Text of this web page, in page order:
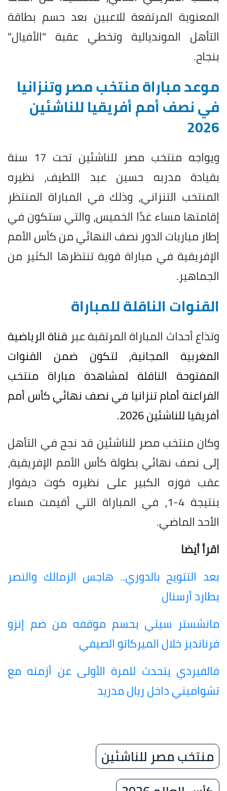
المعنوية المرتفعة للاعبين بعد حسم بطاقة
التأهل المونديالية وتخطي عقبة "الأفيال"
بنجاح.
موعد مباراة منتخب مصر وتنزانيا
في نصف أمم أفريقيا للناشئين
2026
ويواجه منتخب مصر للناشئين تحت 17 سنة
بقيادة مدربه حسين عبد اللطيف، نظيره
المنتخب التنزاني، وذلك في المباراة المنتظر
إقامتها مساء غدًا الخميس، والتي ستكون في
إطار مباريات الدور نصف النهائي من كأس الأمم
الإفريقية في مباراة قوية تنتظرها الكثير من
الجماهير.
القنوات الناقلة للمباراة
وتذاع أحداث المباراة المرتقبة عبر قناة الرياضية
المغربية المجانية، لتكون ضمن القنوات
المفتوحة الناقلة لمشاهدة مباراة منتخب
الفراعنة أمام تنزانيا في نصف نهائي كأس أمم
أفريقيا للناشئين 2026.
وكان منتخب مصر للناشئين قد نجح في التأهل
إلى نصف نهائي بطولة كأس الأمم الإفريقية،
عقب فوزه الكبير على نظيره كوت ديفوار
بنتيجة 4-1، في المباراة التي أقيمت مساء
الأحد الماضي.
اقرأ أيضا
بعد التتويج بالدوري.. هاجس الزمالك والنصر
يطارد أرسنال
مانشستر سيتي يحسم موقفه من ضم إنزو
فرنانديز خلال الميركاتو الصيفي
فالفيردي يتحدث للمرة الأولى عن أزمته مع
تشواميني داخل ريال مدريد
منتخب مصر للناشئين